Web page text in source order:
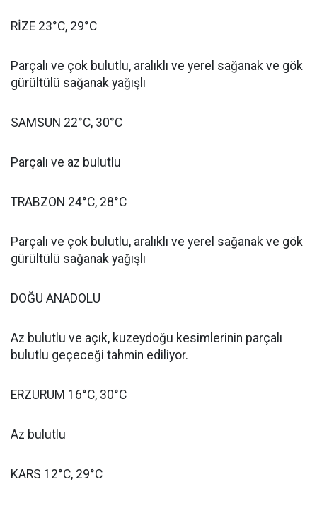
RİZE 23°C, 29°C
Parçalı ve çok bulutlu, aralıklı ve yerel sağanak ve gök
gürültülü sağanak yağışlı
SAMSUN 22°C, 30°C
Parçalı ve az bulutlu
TRABZON 24°C, 28°C
Parçalı ve çok bulutlu, aralıklı ve yerel sağanak ve gök
gürültülü sağanak yağışlı
DOĞU ANADOLU
Az bulutlu ve açık, kuzeydoğu kesimlerinin parçalı
bulutlu geçeceği tahmin ediliyor.
ERZURUM 16°C, 30°C
Az bulutlu
KARS 12°C, 29°C